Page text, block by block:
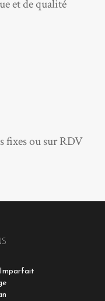
et de qualité
fixes ou sur RDV